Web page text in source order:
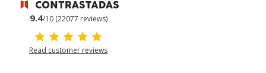
9.4/10 (22077 reviews)
Read customer reviews